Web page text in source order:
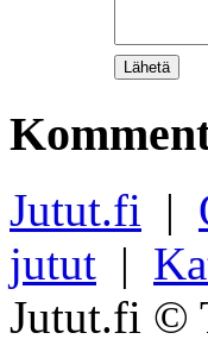
Jutut.fi |
jutut |
Jutut.fi ©